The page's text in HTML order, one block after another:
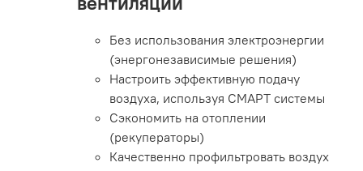
Без использования электроэнергии
(энергонезависимые решения)
Настроить эффективную подачу
воздуха, используя СМАРТ системы
Сэкономить на отоплении
(рекуператоры)
Качественно профильтровать воздух